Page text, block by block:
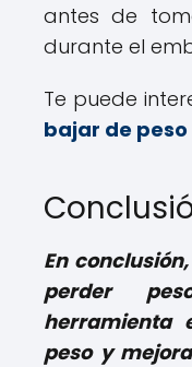
antes de
durante el
Te puede
bajar de peso
En
perder
herramienta
peso y